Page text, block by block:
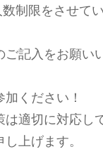
制限をさせて
記入をお願い
ください！
適切に対応し
上げます。